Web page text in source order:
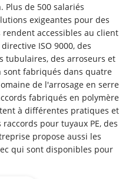
de 500 salariés
exigeantes pour des
accessibles au client
ISO 9000, des
tubulaires, des arroseurs et
fabriqués dans quatre
de l'arrosage en serre
fabriqués en polymère
à différentes pratiques et
pour tuyaux PE, des
propose aussi les
qui sont disponibles pour